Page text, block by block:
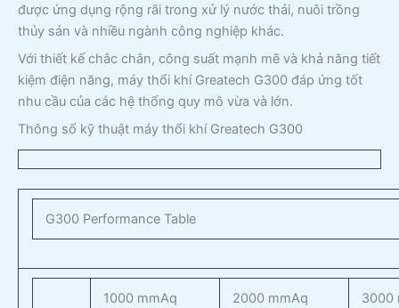
được ứng dụng rộng rãi trong xử lý nước thải, nuôi trồng
thủy sản và nhiều ngành công nghiệp khác.
Với thiết kế chắc chắn, công suất mạnh mẽ và khả năng tiết
kiệm điện năng, máy thổi khí Greatech G300 đáp ứng tốt
nhu cầu của các hệ thống quy mô vừa và lớn.
Thông số kỹ thuật máy thổi khí Greatech G300
G300 Performance Table
1000 mmAq 2000 mmAq 3000